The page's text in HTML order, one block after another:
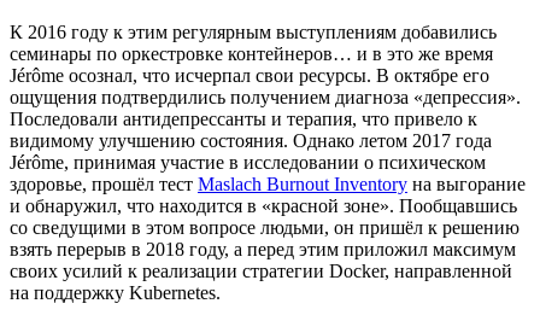
К 2016 году к этим регулярным выступлениям добавились
семинары по оркестровке контейнеров… и в это же время
Jérôme осознал, что исчерпал свои ресурсы. В октябре его
ощущения подтвердились получением диагноза «депрессия».
Последовали антидепрессанты и терапия, что привело к
видимому улучшению состояния. Однако летом 2017 года
Jérôme, принимая участие в исследовании о психическом
здоровье, прошёл тест Maslach Burnout Inventory на выгорание
и обнаружил, что находится в «красной зоне». Пообщавшись
со сведущими в этом вопросе людьми, он пришёл к решению
взять перерыв в 2018 году, а перед этим приложил максимум
своих усилий к реализации стратегии Docker, направленной
на поддержку Kubernetes.